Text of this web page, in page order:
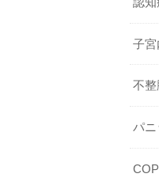
子宮
不整
パ